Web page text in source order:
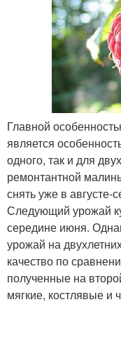
Главной
является
одного, так и для
ремонтантной
снять уже в августе-
Следующий урожай
середине июня.
урожай на
качество по
полученные на
мягкие, костлявые и